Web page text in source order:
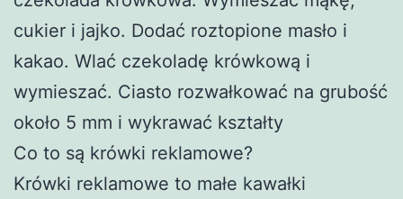
cukier i jajko. Dodać roztopione masło i
kakao. Wlać czekoladę krówkową i
wymieszać. Ciasto rozwałkować na grubość
około 5 mm i wykrawać kształty
Co to są krówki reklamowe?
Krówki reklamowe to małe kawałki